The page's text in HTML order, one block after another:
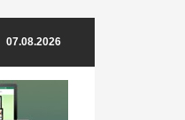
07.08.2026